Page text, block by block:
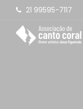
21 99595-7117